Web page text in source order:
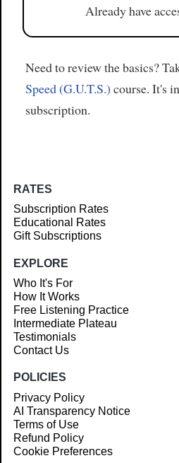
Already have
Need to review the basics?
Speed (G.U.T.S.) course. It's
subscription.
RATES
Subscription Rates
Educational Rates
Gift Subscriptions
EXPLORE
Who It's For
How It Works
Free Listening Practice
Intermediate Plateau
Testimonials
Contact Us
POLICIES
Privacy Policy
AI Transparency Notice
Terms of Use
Refund Policy
Cookie Preferences